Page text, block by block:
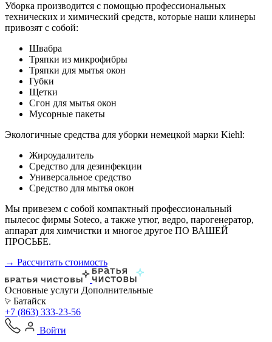
Уборка производится с помощью профессиональных
технических и химический средств, которые наши клинеры
привозят с собой:
Швабра
Тряпки из микрофибры
Тряпки для мытья окон
Губки
Щетки
Сгон для мытья окон
Мусорные пакеты
Экологичные средства для уборки немецкой марки Kiehl:
Жироудалитель
Средство для дезинфекции
Универсальное средство
Средство для мытья окон
Мы привезем с собой компактный профессиональный
пылесос фирмы Soteco, а также утюг, ведро, парогенератор,
аппарат для химчистки и многое другое ПО ВАШЕЙ
ПРОСЬБЕ.
→ Рассчитать стоимость
Основные услуги Дополнительные
Батайск
+7 (863) 333-23-56
Войти